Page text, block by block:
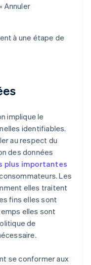
Annuler
à une étape de
implique le
identifiables.
au respect du
des données
plus importantes
Les
elles traitent
fins elles sont
elles sont
de
se conformer aux